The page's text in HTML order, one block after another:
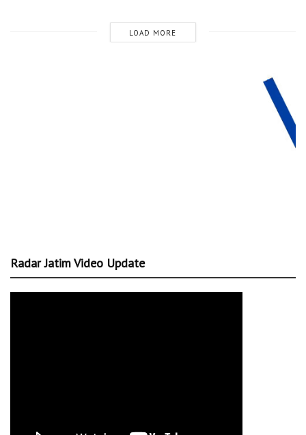
LOAD MORE
Radar Jatim Video Update